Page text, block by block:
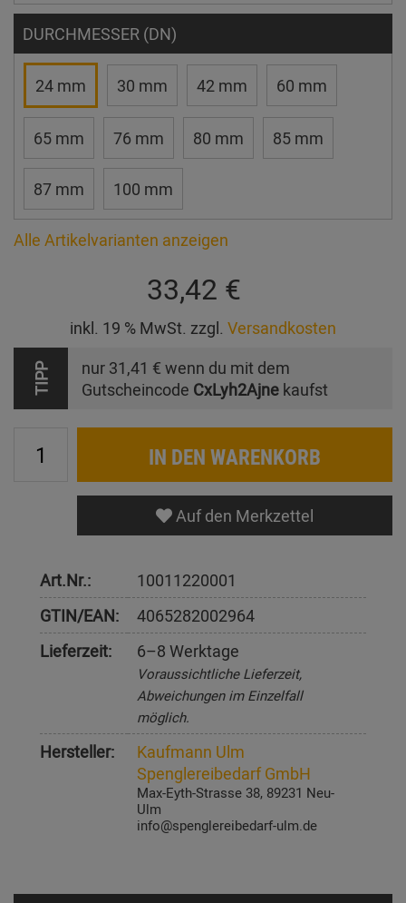
DURCHMESSER (DN)
24 mm 30 mm 42 mm 60 mm
65 mm 76 mm 80 mm 85 mm
87 mm 100 mm
Alle Artikelvarianten anzeigen
33,42 €
inkl. 19 % MwSt. zzgl. Versandkosten
TIPP nur 31,41 € wenn du mit dem
Gutscheincode CxLyh2Ajne kaufst
IN DEN WARENKORB
Auf den Merkzettel
Art.Nr.:
10011220001
GTIN/EAN:
4065282002964
Lieferzeit:
6–8 Werktage
Voraussichtliche Lieferzeit,
Abweichungen im Einzelfall
möglich.
Hersteller:
Kaufmann Ulm
Spenglereibedarf GmbH
Max-Eyth-Strasse 38, 89231 Neu-
Ulm
info@spenglereibedarf-ulm.de